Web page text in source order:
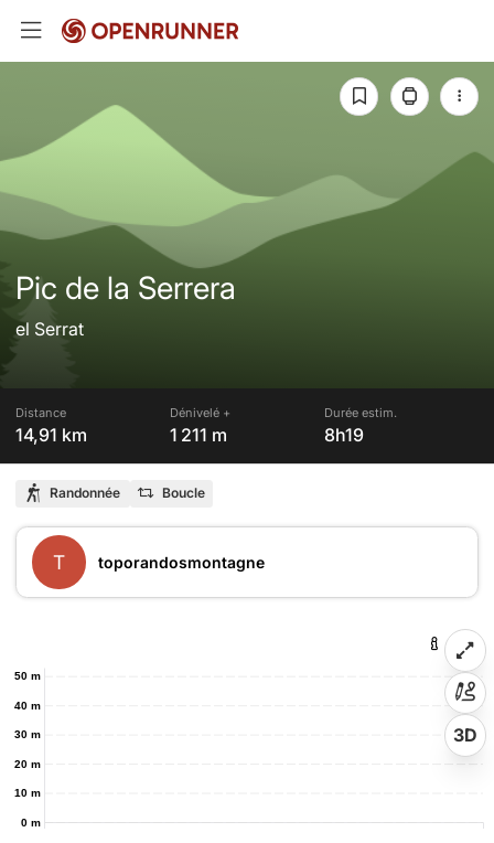
Pic de la Serrera
el Serrat
Distance
14,91 km
Dénivelé +
1 211 m
Durée estim.
8h19
Randonnée Boucle
T toporandosmontagne
0 m
10 m
20 m
30 m
40 m
50 m
3D